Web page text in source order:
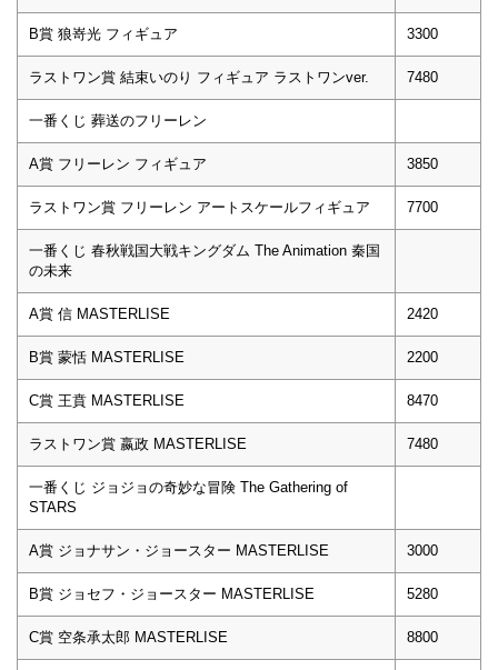
B賞 狼嵜光 フィギュア 3300
ラストワン賞 結束いのり フィギュア ラストワンver. 7480
一番くじ 葬送のフリーレン
A賞 フリーレン フィギュア 3850
ラストワン賞 フリーレン アートスケールフィギュア 7700
一番くじ 春秋戦国大戦キングダム The Animation 秦国
の未来
A賞 信 MASTERLISE 2420
B賞 蒙恬 MASTERLISE 2200
C賞 王賁 MASTERLISE 8470
ラストワン賞 嬴政 MASTERLISE 7480
一番くじ ジョジョの奇妙な冒険 The Gathering of
STARS
A賞 ジョナサン・ジョースター MASTERLISE 3000
B賞 ジョセフ・ジョースター MASTERLISE 5280
C賞 空条承太郎 MASTERLISE 8800